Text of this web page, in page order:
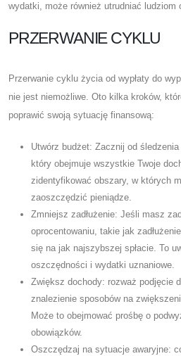
wydatki, może również utrudniać ludziom
PRZERWANIE CYKLU
Przerwanie cyklu życia od wypłaty do
nie jest niemożliwe. Oto kilka kroków,
poprawić swoją sytuację finansową:
Utwórz budżet: Zacznij od
który obejmuje wszystkie Twoje
zidentyfikować obszary, w których
zaoszczędzić pieniądze.
Zmniejsz zadłużenie: Jeśli masz
oprocentowaniu, takie jak
się na jak najszybszej spłacie. To
oszczędności i wydatki uznaniowe.
Zwiększ dochody: rozważ podjęcie
znalezienie sposobów na
Może to obejmować prośbę o
obowiązków.
Oszczędzaj na sytuacje awaryjne: